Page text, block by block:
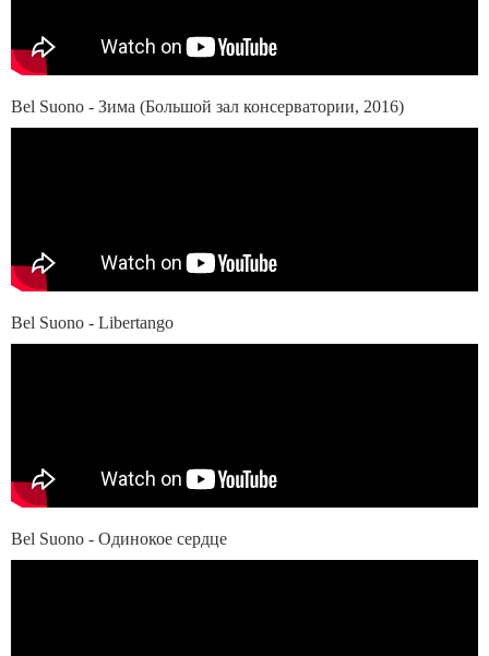
Bel Suono - Зима (Большой зал консерватории, 2016)
Bel Suono - Libertango
Bel Suono - Одинокое сердце